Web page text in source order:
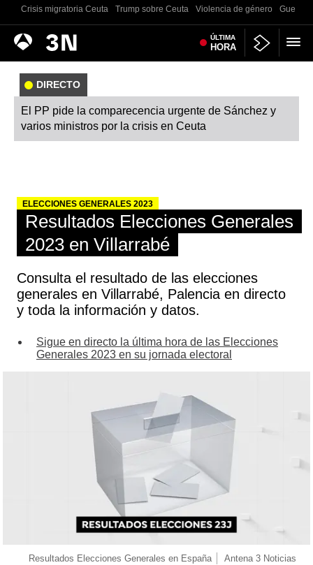
Crisis migratoria Ceuta Trump sobre Ceuta Violencia de género Guerra
Antena
3
Noticias ÚLTIMA
HORA
DIRECTO
El PP pide la comparecencia urgente de Sánchez y
varios ministros por la crisis en Ceuta
ELECCIONES GENERALES 2023
Resultados Elecciones Generales
2023 en Villarrabé
Consulta el resultado de las elecciones
generales en Villarrabé, Palencia en directo
y toda la información y datos.
Sigue en directo la última hora de las Elecciones
Generales 2023 en su jornada electoral
Resultados Elecciones Generales en España Antena 3 Noticias